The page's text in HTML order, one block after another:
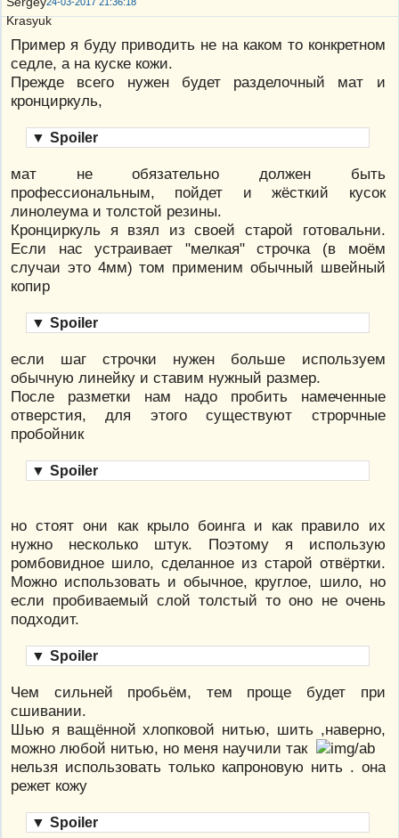
Пример я буду приводить не на каком то конкретном
седле, а на куске кожи.
Прежде всего нужен будет разделочный мат и
кронциркуль,
▼ Spoiler
мат не обязательно должен быть
профессиональным, пойдет и жёсткий кусок
линолеума и толстой резины.
Кронциркуль я взял из своей старой готовальни.
Если нас устраивает "мелкая" строчка (в моём
случаи это 4мм) том применим обычный швейный
копир
▼ Spoiler
если шаг строчки нужен больше используем
обычную линейку и ставим нужный размер.
После разметки нам надо пробить намеченные
отверстия, для этого существуют строрчные
пробойник
▼ Spoiler
но стоят они как крыло боинга и как правило их
нужно несколько штук. Поэтому я использую
ромбовидное шило, сделанное из старой отвёртки.
Можно использовать и обычное, круглое, шило, но
если пробиваемый слой толстый то оно не очень
подходит.
▼ Spoiler
Чем сильней пробьём, тем проще будет при
сшивании.
Шью я ващённой хлопковой нитью, шить ,наверно,
можно любой нитью, но меня научили так
нельзя использовать только капроновую нить . она
режет кожу
▼ Spoiler